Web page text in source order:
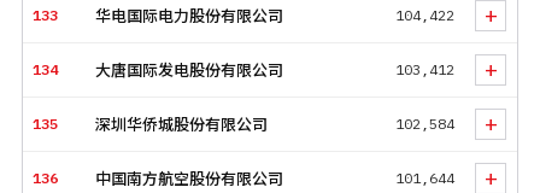
133 华电国际电力股份有限公司 104,422 +
134 大唐国际发电股份有限公司 103,412 +
135 深圳华侨城股份有限公司 102,584 +
136 中国南方航空股份有限公司 101,644 +